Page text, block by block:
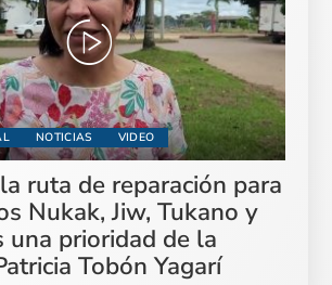
NOTICIAS VIDEO
ruta de reparación para
Nukak, Jiw, Tukano y
una prioridad de la
Tobón Yagarí